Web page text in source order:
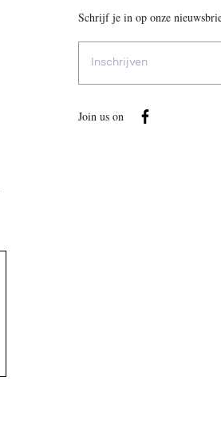
Schrijf je in op onze
mailadres
Join us on